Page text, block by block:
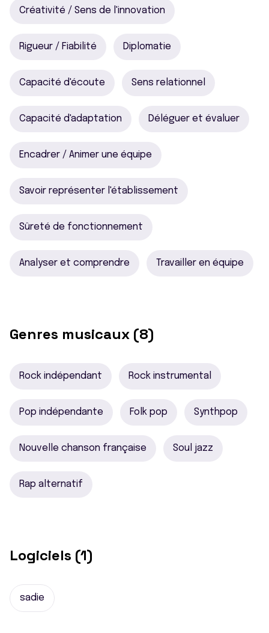
Créativité / Sens de l'innovation
Rigueur / Fiabilité Diplomatie
Capacité d'écoute Sens relationnel
Capacité d'adaptation Déléguer et évaluer
Encadrer / Animer une équipe
Savoir représenter l'établissement
Sûreté de fonctionnement
Analyser et comprendre Travailler en équipe
Genres musicaux (8)
Rock indépendant Rock instrumental
Pop indépendante Folk pop Synthpop
Nouvelle chanson française Soul jazz
Rap alternatif
Logiciels (1)
sadie